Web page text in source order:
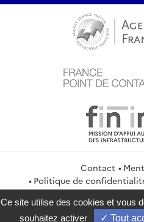
Contact
Politique de
Gestion des
service-public.gouv.fr
Ce site utilise des cookies et vous
souhaitez activer
Tout